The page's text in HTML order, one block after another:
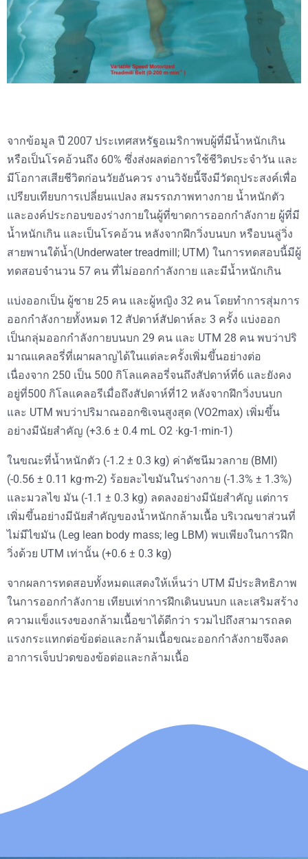
จากข้อมูล ปี 2007 ประเทศสหรัฐอเมริกาพบผู้ที่มีน้ำหนักเกิน
หรือเป็นโรคอ้วนถึง 60% ซึ่งส่งผลต่อการใช้ชีวิตประจำวัน และ
มีโอกาสเสียชีวิตก่อนวัยอันควร งานวิจัยนี้จึงมีวัตถุประสงค์เพื่อ
เปรียบเทียบการเปลี่ยนแปลง สมรรถภาพทางกาย น้ำหนักตัว
และองค์ประกอบของร่างกายในผู้ที่ขาดการออกกำลังกาย ผู้ที่มี
น้ำหนักเกิน และเป็นโรคอ้วน หลังจากฝึกวิ่งบนบก หรือบนลู่วิ่ง
สายพานใต้น้ำ(Underwater treadmill; UTM) ในการทดสอบนี้มีผู้
ทดสอบจำนวน 57 คน ที่ไม่ออกกำลังกาย และมีน้ำหนักเกิน
แบ่งออกเป็น ผู้ชาย 25 คน และผู้หญิง 32 คน โดยทำการสุ่มการ
ออกกำลังกายทั้งหมด 12 สัปดาห์สัปดาห์ละ 3 ครั้ง แบ่งออก
เป็นกลุ่มออกกำลังกายบนบก 29 คน และ UTM 28 คน พบว่าปริ
มาณแคลอรี่ที่เผาผลาญได้ในแต่ละครั้งเพิ่มขึ้นอย่างต่อ
เนื่องจาก 250 เป็น 500 กิโลแคลอรี่จนถึงสัปดาห์ที่6 และยังคง
อยู่ที่500 กิโลแคลอรีเมื่อถึงสัปดาห์ที่12 หลังจากฝึกวิ่งบนบก
และ UTM พบว่าปริมาณออกซิเจนสูงสุด (VO2max) เพิ่มขึ้น
อย่างมีนัยสำคัญ (+3.6 ± 0.4 mL O2 ·kg-1·min-1)
ในขณะที่น้ำหนักตัว (-1.2 ± 0.3 kg) ค่าดัชนีมวลกาย (BMI)
(-0.56 ± 0.11 kg·m-2) ร้อยละไขมันในร่างกาย (-1.3% ± 1.3%)
และมวลไข มัน (-1.1 ± 0.3 kg) ลดลงอย่างมีนัยสำคัญ แต่การ
เพิ่มขึ้นอย่างมีนัยสำคัญของน้ำหนักกล้ามเนื้อ บริเวณขาส่วนที่
ไม่มีไขมัน (Leg lean body mass; leg LBM) พบเพียงในการฝึก
วิ่งด้วย UTM เท่านั้น (+0.6 ± 0.3 kg)
จากผลการทดสอบทั้งหมดแสดงให้เห็นว่า UTM มีประสิทธิภาพ
ในการออกกำลังกาย เทียบเท่าการฝึกเดินบนบก และเสริมสร้าง
ความแข็งแรงของกล้ามเนื้อขาได้ดีกว่า รวมไปถึงสามารถลด
แรงกระแทกต่อข้อต่อและกล้ามเนื้อขณะออกกำลังกายจึงลด
อาการเจ็บปวดของข้อต่อและกล้ามเนื้อ